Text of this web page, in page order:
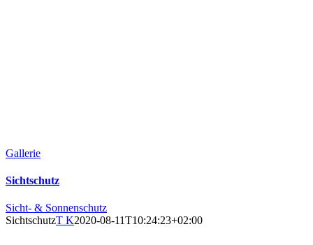
Gallerie
Sichtschutz
Sicht- & Sonnenschutz
SichtschutzT K2020-08-11T10:24:23+02:00